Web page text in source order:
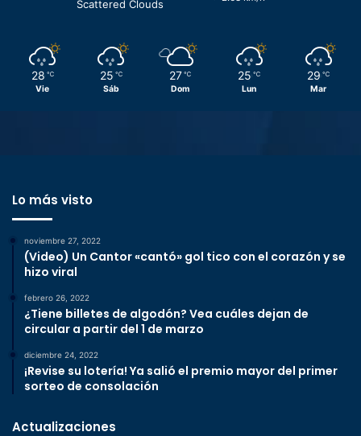
Scattered Clouds
28 ℃
Vie
25 ℃
Sáb
27 ℃
Dom
25 ℃
Lun
29 ℃
Mar
Lo más visto
noviembre 27, 2022
(Video) Un Cantor «cantó» gol tico con el corazón y se
hizo viral
febrero 26, 2022
¿Tiene billetes de algodón? Vea cuáles dejan de
circular a partir del 1 de marzo
diciembre 24, 2022
¡Revise su lotería! Ya salió el premio mayor del primer
sorteo de consolación
Actualizaciones